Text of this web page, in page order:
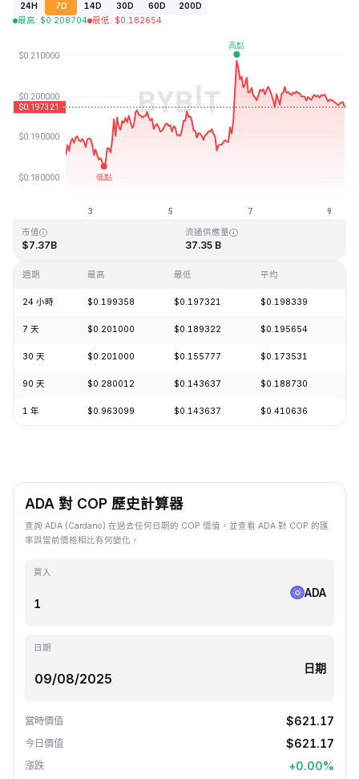
24H 7D 14D 30D 60D
200D
最高: $0.208704 最低: $0.182654
最近更新時間：2026-08-09 08:50 (GMT+0)
市值
$7.37B
流通供應量
37.35 B
週期 最高 最低 平均
24 小時 $0.199358 $0.197321 $0.198339
7 天 $0.201000 $0.189322 $0.195654
30 天 $0.201000 $0.155777 $0.173531
90 天 $0.280012 $0.143637 $0.188730
1 年 $0.963099 $0.143637 $0.410636
ADA 對 COP 歷史計算器
查詢 ADA (Cardano) 在過去任何日期的 COP 價值，並查看 ADA 對 COP 的匯
率與當前價格相比有何變化。
買入
ADA
日期
日期
當時價值 $621.17
今日價值 $621.17
漲跌 +0.00%